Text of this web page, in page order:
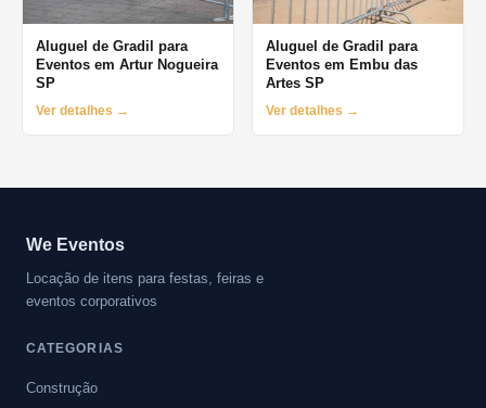
Aluguel de Gradil para
Eventos em Artur Nogueira
SP
Ver detalhes →
Aluguel de Gradil para
Eventos em Embu das
Artes SP
Ver detalhes →
We Eventos
Locação de itens para festas, feiras e
eventos corporativos
CATEGORIAS
Construção